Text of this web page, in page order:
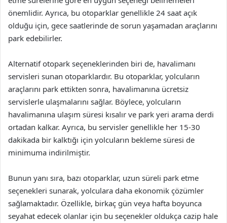
önemlidir. Ayrıca, bu otoparklar genellikle 24 saat açık
olduğu için, gece saatlerinde de sorun yaşamadan araçlarını
park edebilirler.
Alternatif otopark seçeneklerinden biri de, havalimanı
servisleri sunan otoparklardır. Bu otoparklar, yolcuların
araçlarını park ettikten sonra, havalimanına ücretsiz
servislerle ulaşmalarını sağlar. Böylece, yolcuların
havalimanına ulaşım süresi kısalır ve park yeri arama derdi
ortadan kalkar. Ayrıca, bu servisler genellikle her 15-30
dakikada bir kalktığı için yolcuların bekleme süresi de
minimuma indirilmiştir.
Bunun yanı sıra, bazı otoparklar, uzun süreli park etme
seçenekleri sunarak, yolculara daha ekonomik çözümler
sağlamaktadır. Özellikle, birkaç gün veya hafta boyunca
seyahat edecek olanlar için bu seçenekler oldukça cazip hale